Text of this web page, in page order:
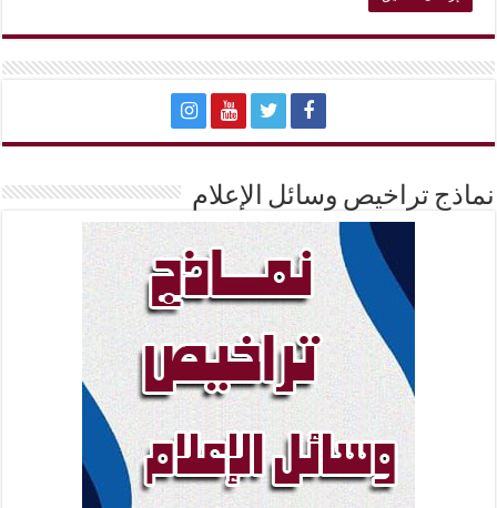
نماذج تراخيص وسائل الإعلام